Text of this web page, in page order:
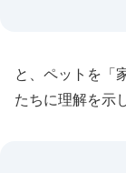
と、ペットを「
たちに理解を示